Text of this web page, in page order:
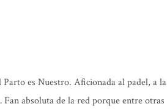
es Nuestro. Aficionada al padel, a la
absoluta de la red porque entre otras